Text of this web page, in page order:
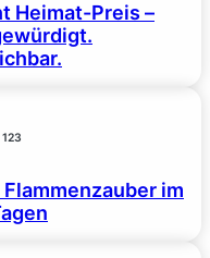
Heimat-Preis –
123
Flammenzauber im